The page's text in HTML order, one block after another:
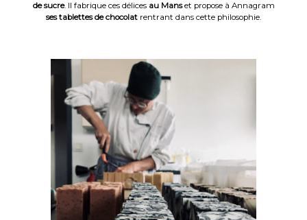
de sucre. Il fabrique ces délices au Manset propose à Annagram
ses tablettes de chocolat rentrant dans cette philosophie.